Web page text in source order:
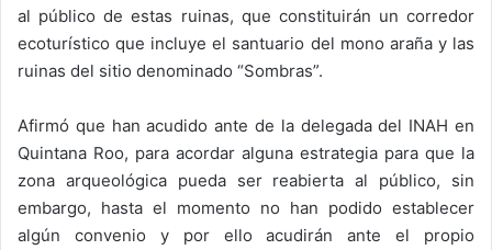
al público de estas ruinas, que constituirán un corredor
ecoturístico que incluye el santuario del mono araña y las
ruinas del sitio denominado “Sombras”.
Afirmó que han acudido ante de la delegada del INAH en
Quintana Roo, para acordar alguna estrategia para que la
zona arqueológica pueda ser reabierta al público, sin
embargo, hasta el momento no han podido establecer
algún convenio y por ello acudirán ante el propio